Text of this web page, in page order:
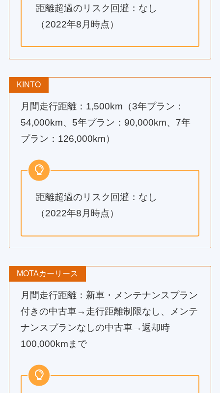
距離超過のリスク回避：なし
（2022年8月時点）
KINTO
月間走行距離：1,500km（3年プラン：
54,000km、5年プラン：90,000km、7年
プラン：126,000km）
距離超過のリスク回避：なし
（2022年8月時点）
MOTAカーリース
月間走行距離：新車・メンテナンスプラン
付きの中古車→走行距離制限なし、メンテ
ナンスプランなしの中古車→返却時
100,000kmまで